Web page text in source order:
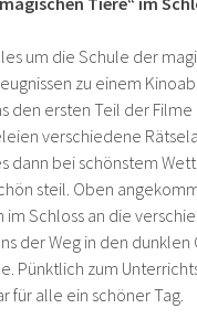
um die Schule der
zu einem
den ersten Teil der Filme
verschiedene
dann bei schönstem
steil. Oben
Schloss an die
der Weg in den
Pünktlich zum
für alle ein schöner Tag.